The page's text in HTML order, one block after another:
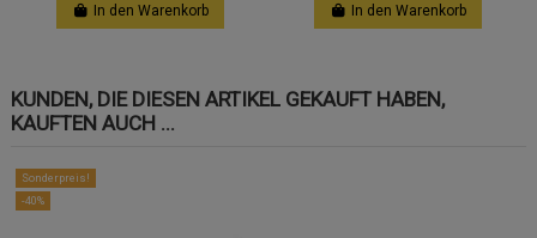
In den Warenkorb In den Warenkorb
KUNDEN, DIE DIESEN ARTIKEL GEKAUFT HABEN,
KAUFTEN AUCH ...
Sonderpreis!
-40%